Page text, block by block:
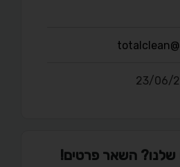
שלנו? השאר פרטים!